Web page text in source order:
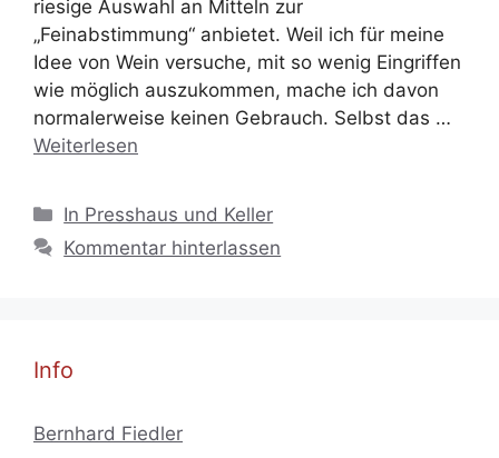
riesige Auswahl an Mitteln zur
„Feinabstimmung“ anbietet. Weil ich für meine
Idee von Wein versuche, mit so wenig Eingriffen
wie möglich auszukommen, mache ich davon
normalerweise keinen Gebrauch. Selbst das …
Weiterlesen
Kategorien
In Presshaus und Keller
Kommentar hinterlassen
Info
Bernhard Fiedler